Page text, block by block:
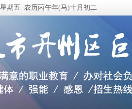
期五 农历丙午年(马)十月初二